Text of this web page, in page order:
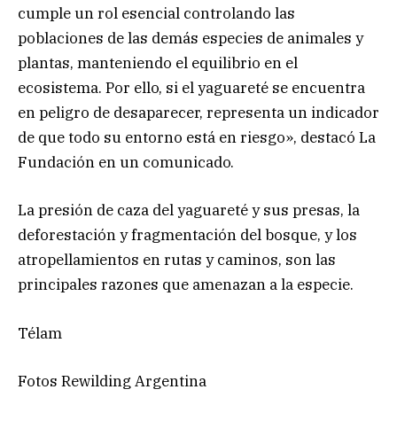
cumple un rol esencial controlando las
poblaciones de las demás especies de animales y
plantas, manteniendo el equilibrio en el
ecosistema. Por ello, si el yaguareté se encuentra
en peligro de desaparecer, representa un indicador
de que todo su entorno está en riesgo», destacó La
Fundación en un comunicado.
La presión de caza del yaguareté y sus presas, la
deforestación y fragmentación del bosque, y los
atropellamientos en rutas y caminos, son las
principales razones que amenazan a la especie.
Télam
Fotos Rewilding Argentina